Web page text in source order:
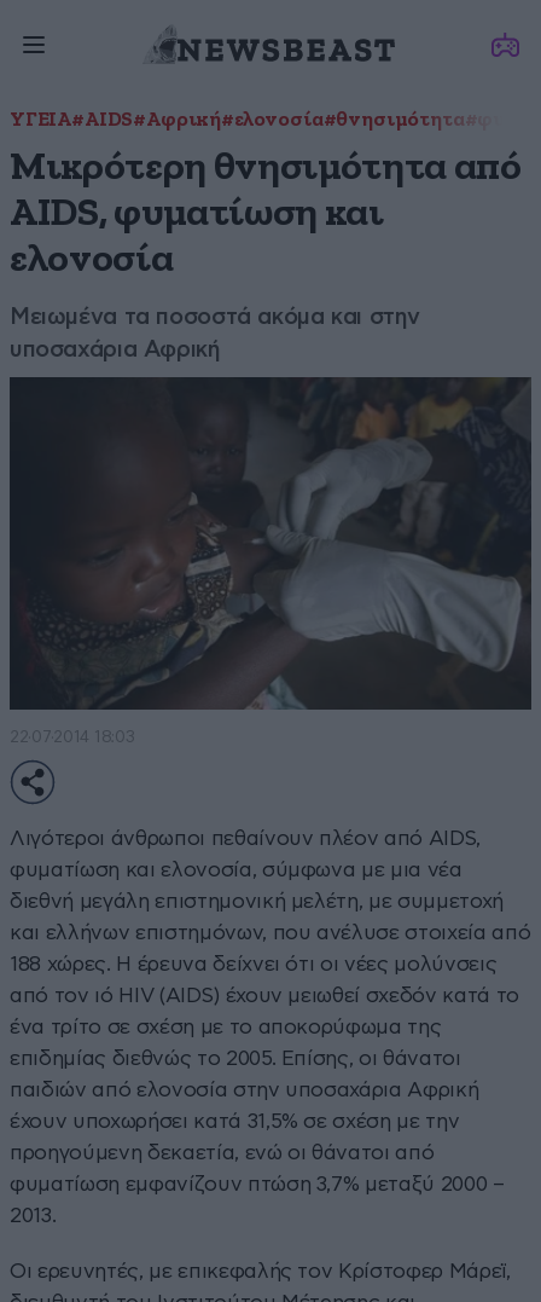
ΥΓΕΙΑ#AIDS#Αφρική#ελονοσία#θνησιμότητα
Μικρότερη θνησιμότητα από
AIDS, φυματίωση και
ελονοσία
Μειωμένα τα ποσοστά ακόμα και στην
υποσαχάρια Αφρική
22·07·2014 18:03
Λιγότεροι άνθρωποι πεθαίνουν πλέον από AIDS,
φυματίωση και ελονοσία, σύμφωνα με μια νέα
διεθνή μεγάλη επιστημονική μελέτη, με συμμετοχή
και ελλήνων επιστημόνων, που ανέλυσε στοιχεία από
188 χώρες. Η έρευνα δείχνει ότι οι νέες μολύνσεις
από τον ιό HIV (AIDS) έχουν μειωθεί σχεδόν κατά το
ένα τρίτο σε σχέση με το αποκορύφωμα της
επιδημίας διεθνώς το 2005. Επίσης, οι θάνατοι
παιδιών από ελονοσία στην υποσαχάρια Αφρική
έχουν υποχωρήσει κατά 31,5% σε σχέση με την
προηγούμενη δεκαετία, ενώ οι θάνατοι από
φυματίωση εμφανίζουν πτώση 3,7% μεταξύ 2000 –
2013.
Οι ερευνητές, με επικεφαλής τον Κρίστοφερ Μάρεϊ,